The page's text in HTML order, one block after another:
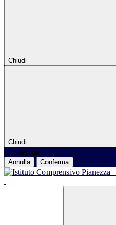
Chiudi
Chiudi
Conferma
Annulla Conferma